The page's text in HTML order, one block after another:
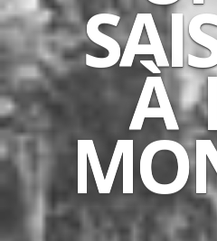
À